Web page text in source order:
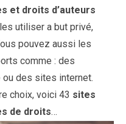
et droits d’auteurs
utiliser a but privé,
pouvez aussi les
comme : des
des sites internet.
choix, voici 43 sites
de droits…